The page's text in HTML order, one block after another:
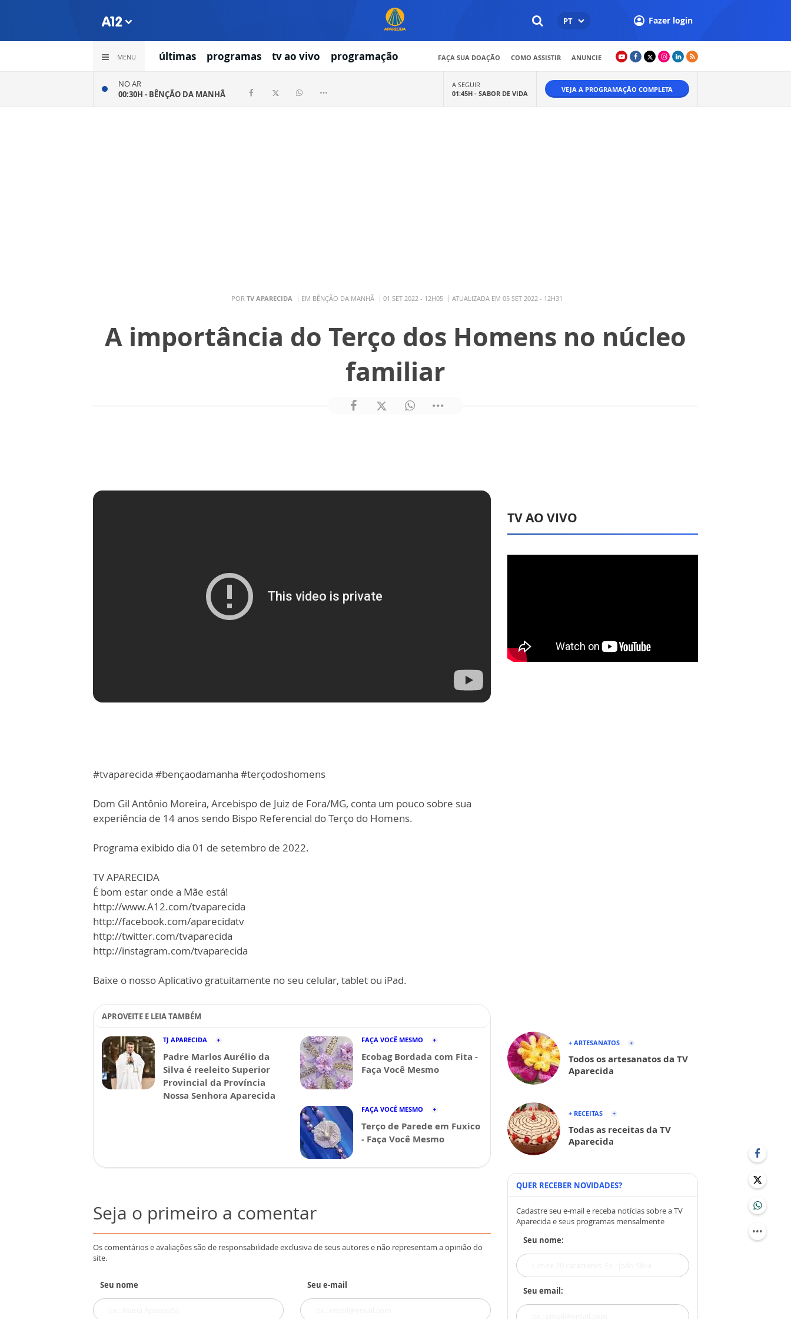
PT Fazer login
MENU últimas programas tv ao vivo programação FAÇA SUA DOAÇÃO COMO ASSISTIR ANUNCIE
NO AR
00:30H - BÊNÇÃO DA MANHÃ
A SEGUIR
01:45H - SABOR DE VIDA VEJA A PROGRAMAÇÃO COMPLETA
POR TV APARECIDA EM BÊNÇÃO DA MANHÃ 01 SET 2022 - 12H05 ATUALIZADA EM 05 SET 2022 - 12H31
A importância do Terço dos Homens no núcleo
familiar
#tvaparecida #bençaodamanha #terçodoshomens
Dom Gil Antônio Moreira, Arcebispo de Juiz de Fora/MG, conta um pouco sobre sua
experiência de 14 anos sendo Bispo Referencial do Terço do Homens.
Programa exibido dia 01 de setembro de 2022.
TV APARECIDA
É bom estar onde a Mãe está!
http://www.A12.com/tvaparecida
http://facebook.com/aparecidatv
http://twitter.com/tvaparecida
http://instagram.com/tvaparecida
Baixe o nosso Aplicativo gratuitamente no seu celular, tablet ou iPad.
APROVEITE E LEIA TAMBÉM
TJ APARECIDA
Padre Marlos Aurélio da
Silva é reeleito Superior
Provincial da Província
Nossa Senhora Aparecida
FAÇA VOCÊ MESMO
Ecobag Bordada com Fita -
Faça Você Mesmo
FAÇA VOCÊ MESMO
Terço de Parede em Fuxico
- Faça Você Mesmo
Seja o primeiro a comentar
Os comentários e avaliações são de responsabilidade exclusiva de seus autores e não representam a opinião do
site.
Seu nome Seu e-mail
TV AO VIVO
+ ARTESANATOS
Todos os artesanatos da TV
Aparecida
+ RECEITAS
Todas as receitas da TV
Aparecida
QUER RECEBER NOVIDADES?
Cadastre seu e-mail e receba notícias sobre a TV
Aparecida e seus programas mensalmente
Seu nome:
Seu email: